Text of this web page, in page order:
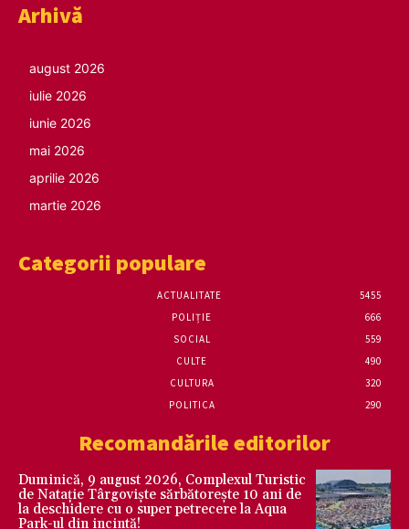
Arhivă
august 2026
iulie 2026
iunie 2026
mai 2026
aprilie 2026
martie 2026
Categorii populare
ACTUALITATE
5455
POLIȚIE
666
SOCIAL
559
CULTE
490
CULTURA
320
POLITICA
290
Recomandările editorilor
Duminică, 9 august 2026, Complexul Turistic
de Natație Târgoviște sărbătorește 10 ani de
la deschidere cu o super petrecere la Aqua
Park-ul din incintă!